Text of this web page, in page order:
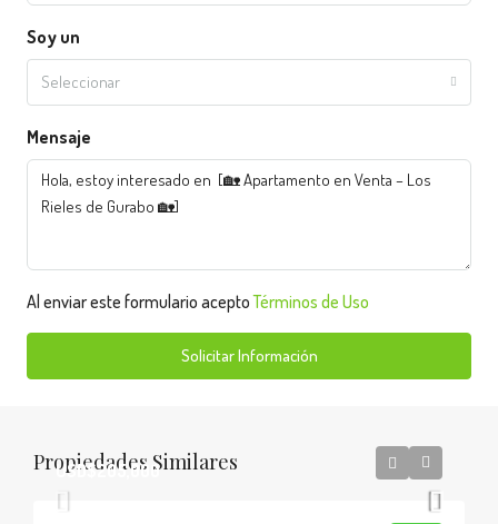
Soy un
Seleccionar
Mensaje
Al enviar este formulario aceptoTérminos de Uso
Solicitar Información
Propiedades Similares
USD$205,000